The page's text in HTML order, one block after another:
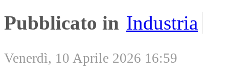
Pubblicato in Industria
Venerdì, 10 Aprile 2026 16:59